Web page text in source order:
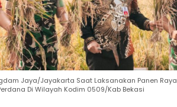
Jaya/Jayakarta Saat Laksanakan Panen Raya
Di Wilayah Kodim 0509/Kab Bekasi